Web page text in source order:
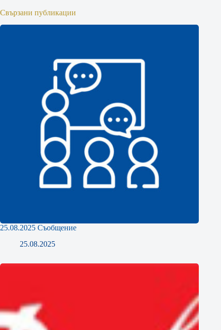
Свързани публикации
25.08.2025 Съобщение
25.08.2025